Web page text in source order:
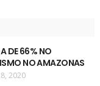
DE 66% NO
NO AMAZONAS
2020